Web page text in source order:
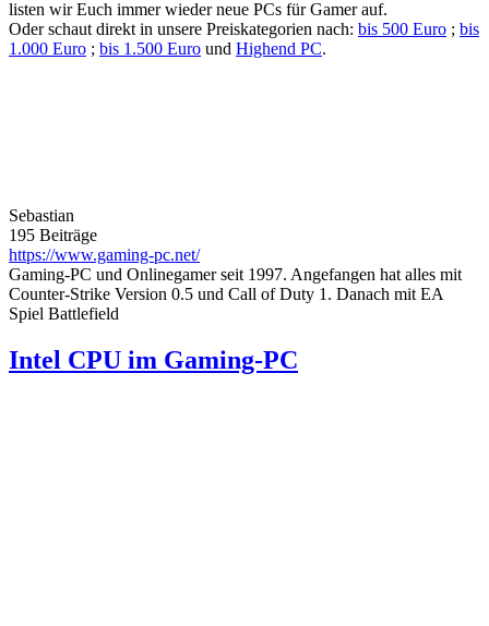
listen wir Euch immer wieder neue PCs für Gamer auf.
Oder schaut direkt in unsere Preiskategorien nach: bis 500 Euro ; bis
1.000 Euro ; bis 1.500 Euro und Highend PC.
Sebastian
195 Beiträge
https://www.gaming-pc.net/
Gaming-PC und Onlinegamer seit 1997. Angefangen hat alles mit
Counter-Strike Version 0.5 und Call of Duty 1. Danach mit EA
Spiel Battlefield
Intel CPU im Gaming-PC